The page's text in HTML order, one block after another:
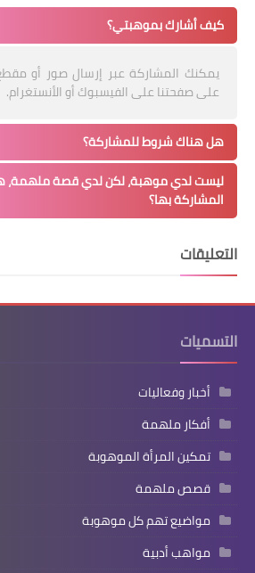
كيف أشارك بموهبتي؟
يمكنك المشاركة عبر إرسال صور أو
على صفحتنا على الفيسبوك أو الأنستغرام.
هل هناك شروط للمشاركة؟
ليست لدي موهبة، لكن لدي قصة ملهمة،
المشاركة بها؟
التعليقات
التسميات
أخبار وفعاليات
أفكار ملهمة
تمكين المرأة الموهوبة
قصص ملهمة
مواضيع تهم كل موهوبة
مواهب أدبية